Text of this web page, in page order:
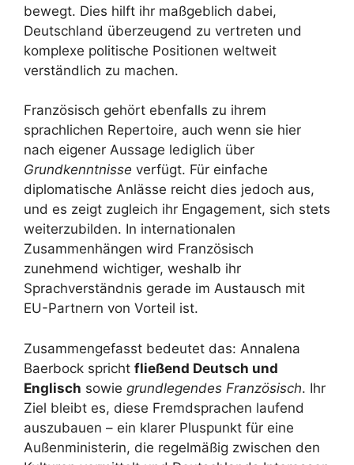
bewegt. Dies hilft ihr maßgeblich dabei,
Deutschland überzeugend zu vertreten und
komplexe politische Positionen weltweit
verständlich zu machen.
Französisch gehört ebenfalls zu ihrem
sprachlichen Repertoire, auch wenn sie hier
nach eigener Aussage lediglich über
Grundkenntnisse verfügt. Für einfache
diplomatische Anlässe reicht dies jedoch aus,
und es zeigt zugleich ihr Engagement, sich stets
weiterzubilden. In internationalen
Zusammenhängen wird Französisch
zunehmend wichtiger, weshalb ihr
Sprachverständnis gerade im Austausch mit
EU-Partnern von Vorteil ist.
Zusammengefasst bedeutet das: Annalena
Baerbock spricht fließend Deutsch und
Englisch sowie grundlegendes Französisch. Ihr
Ziel bleibt es, diese Fremdsprachen laufend
auszubauen – ein klarer Pluspunkt für eine
Außenministerin, die regelmäßig zwischen den